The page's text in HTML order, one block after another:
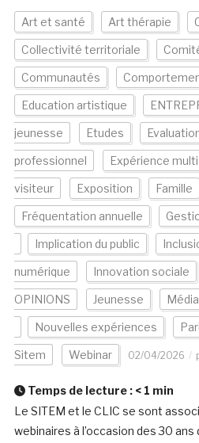
Art et santé Art thérapie
Collectivité territoriale
Communautés
Education artistique
jeunesse Etudes
professionnel Expérience
visiteur Exposition Famille
Fréquentation annuelle
Implication du public
numérique Innovation sociale
OPINIONS Jeunesse
Nouvelles expériences
Sitem Webinar 02/04/2026
Temps de lecture : < 1 min
Le SITEM et le CLIC se sont
webinaires à l’occasion des 30